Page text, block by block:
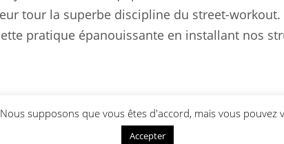
tour la superbe discipline du street-workout.
pratique épanouissante en installant nos
supposons que vous êtes d'accord, mais vous pouvez
Accepter